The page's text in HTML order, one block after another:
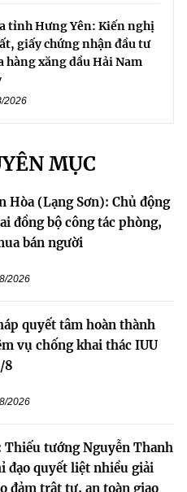
tỉnh Hưng Yên: Kiến nghị
giấy chứng nhận đầu tư
hàng xăng dầu Hải Nam
2026
MỤC
Hòa (Lạng Sơn): Chủ động
đồng bộ công tác phòng,
bán người
2026
quyết tâm hoàn thành
vụ chống khai thác IUU
8
2026
Thiếu tướng Nguyễn Thanh
đạo quyết liệt nhiều giải
đảm trật tự, an toàn giao